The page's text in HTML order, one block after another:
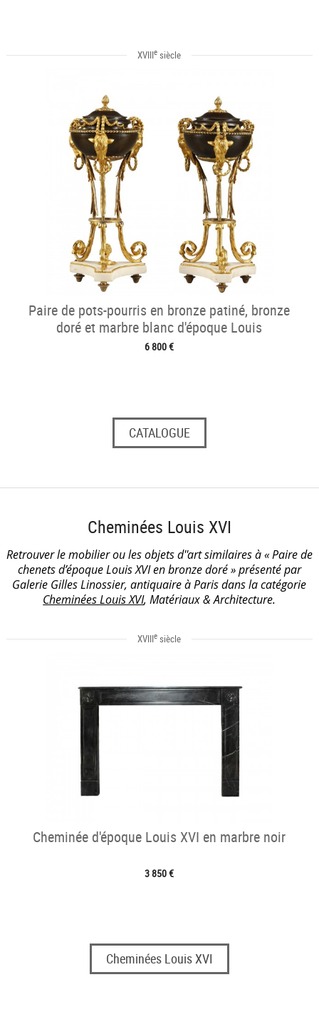
XVIIIe siècle
Paire de pots-pourris en bronze patiné, bronze
doré et marbre blanc d'époque Louis
6 800 €
CATALOGUE
Cheminées Louis XVI
Retrouver le mobilier ou les objets d''art similaires à « Paire de
chenets d’époque Louis XVI en bronze doré » présenté par
Galerie Gilles Linossier, antiquaire à Paris dans la catégorie
Cheminées Louis XVI, Matériaux & Architecture.
XVIIIe siècle
Cheminée d'époque Louis XVI en marbre noir
3 850 €
Cheminées Louis XVI